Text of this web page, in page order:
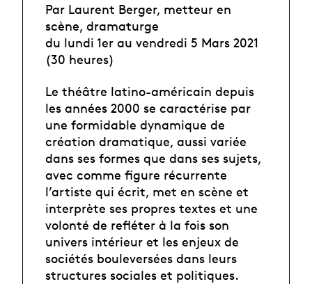
Par Laurent Berger, metteur en
scène, dramaturge
du lundi 1er au vendredi 5 Mars 2021
(30 heures)
Le théâtre latino-américain depuis
les années 2000 se caractérise par
une formidable dynamique de
création dramatique, aussi variée
dans ses formes que dans ses sujets,
avec comme figure récurrente
l’artiste qui écrit, met en scène et
interprète ses propres textes et une
volonté de refléter à la fois son
univers intérieur et les enjeux de
sociétés bouleversées dans leurs
structures sociales et politiques.